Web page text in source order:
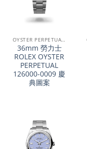
OYSTER PERPETUAL系列
36mm 勞力士
ROLEX OYSTER
PERPETUAL
126000-0009 慶
典圖案